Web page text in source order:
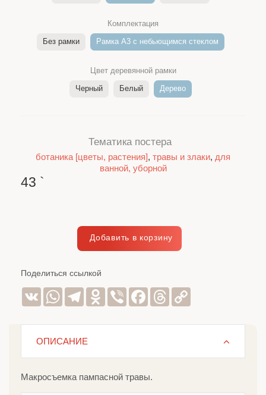
Комплектация
Без рамки
Рамка A3 c небьющимся стеклом
Цвет деревянной рамки
Черный
Белый Дерево
Тематика постера
ботаника [цветы, растения], травы и злаки, для
ванной, уборной
43 `
Поделиться ссылкой
VK WhatsAppTelegramOdnoklassniki
Viber Facebook
Threads
ОПИСАНИЕ
Макросъемка пампасной травы.